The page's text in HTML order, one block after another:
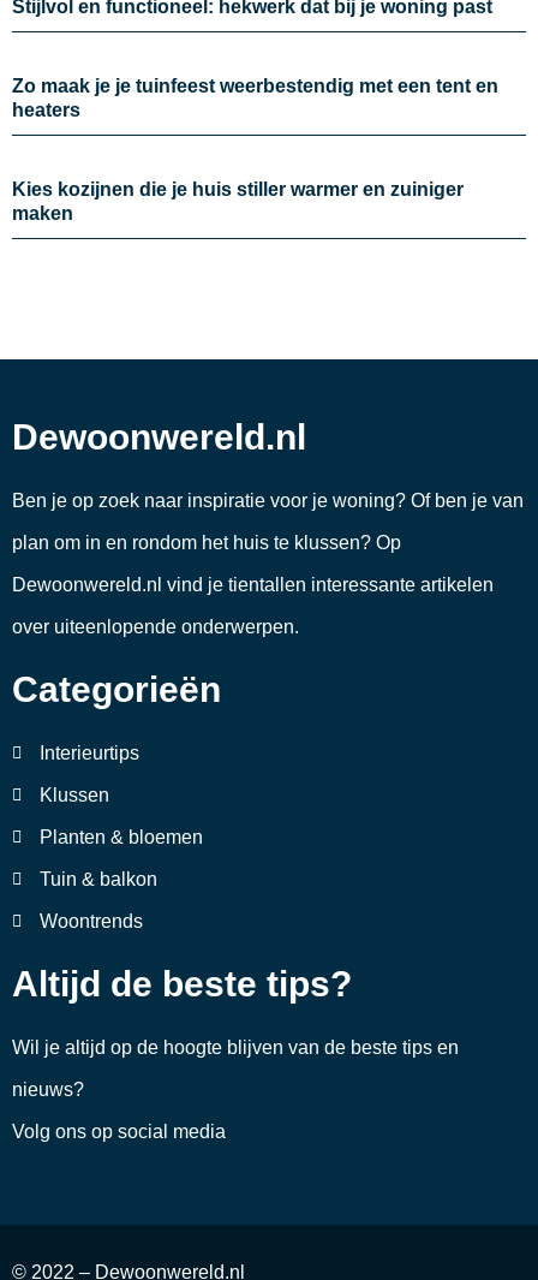
Stijlvol en functioneel: hekwerk dat bij je woning past
Zo maak je je tuinfeest weerbestendig met een tent en
heaters
Kies kozijnen die je huis stiller warmer en zuiniger
maken
Dewoonwereld.nl
Ben je op zoek naar inspiratie voor je woning? Of ben je van
plan om in en rondom het huis te klussen? Op
Dewoonwereld.nl vind je tientallen interessante artikelen
over uiteenlopende onderwerpen.
Categorieën
Interieurtips
Klussen
Planten & bloemen
Tuin & balkon
Woontrends
Altijd de beste tips?
Wil je altijd op de hoogte blijven van de beste tips en
nieuws?
Volg ons op social media
© 2022 – Dewoonwereld.nl